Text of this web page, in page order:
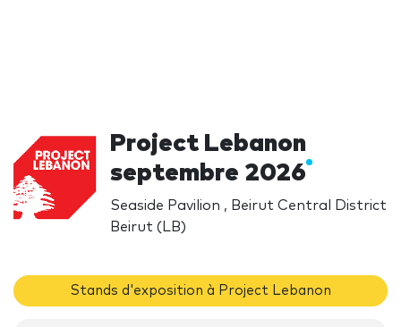
Project Lebanon
septembre 2026
Seaside Pavilion , Beirut Central District
Beirut (LB)
Stands d'exposition à Project Lebanon